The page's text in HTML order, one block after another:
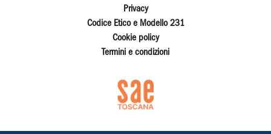
Privacy
Codice Etico e Modello 231
Cookie policy
Termini e condizioni